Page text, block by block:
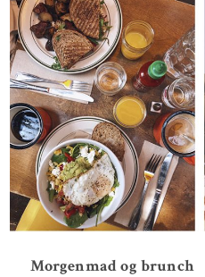
Morgenmad og brunch